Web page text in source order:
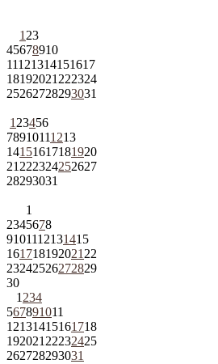
1 23
45678910
11121314151617
18192021 222324
25262728293031
1 23456
78910111213
14151617181920
21 222324252627
28293031
1
2345678
9101112131415
161718192021 22
23242526272829
30
1 234
567891011
12131415161718
192021 22232425
262728293031